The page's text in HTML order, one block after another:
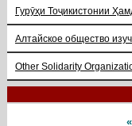
Гурӯҳи Тоҷикистонии
Алтайское общество
Other Solidarity
«